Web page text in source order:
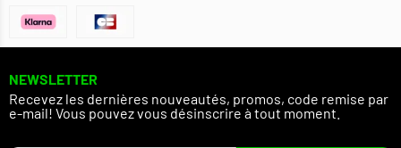
NEWSLETTER
Recevez les dernières nouveautés, promos, code remise par
e-mail! Vous pouvez vous désinscrire à tout moment.